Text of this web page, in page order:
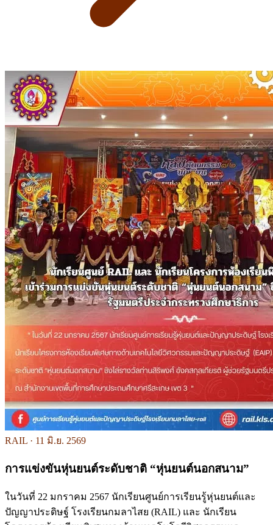
RAIL · 11 มิ.ย. 2569
การแข่งขันหุ่นยนต์ระดับชาติ “หุ่นยนต์นอกสนาม”
ในวันที่ 22 มกราคม 2567 นักเรียนศูนย์การเรียนรู้หุ่นยนต์และ
ปัญญาประดิษฐ์ โรงเรียนกมลาไสย (RAIL) และ นักเรียน